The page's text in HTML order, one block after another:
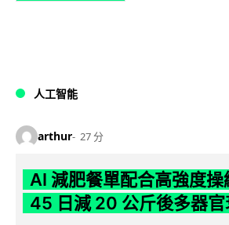
人工智能
arthur 27 分
AI 減肥餐單配合高強度
45 日減 20 公斤後多器官